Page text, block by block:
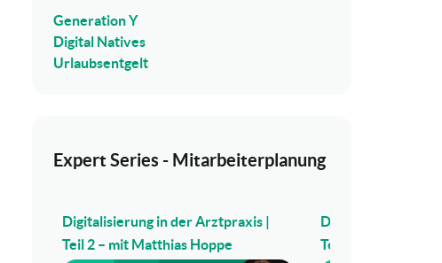
Generation Y
Digital Natives
Urlaubsentgelt
Expert Series - Mitarbeiterplanung
Digitalisierung in der Arztpraxis |
Teil 2 – mit Matthias Hoppe
Digitalisierung in
Teil 1 – mit